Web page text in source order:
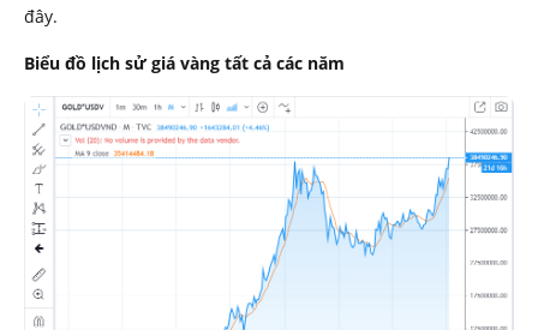
đây.
Biểu đồ lịch sử giá vàng tất cả các năm